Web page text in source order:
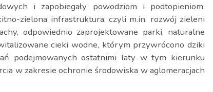
i zapobiegały powodziom i podtopieniom.
zielona infrastruktura, czyli m.in. rozwój zieleni
odpowiednio zaprojektowane parki, naturalne
cieki wodne, którym przywrócono dziki
podejmowanych ostatnimi laty w tym kierunku
w zakresie ochronie środowiska w aglomeracjach